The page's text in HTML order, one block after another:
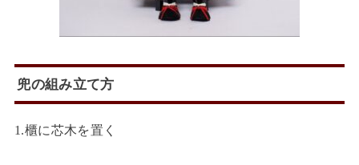
兜の組み立て方
1.櫃に芯木を置く